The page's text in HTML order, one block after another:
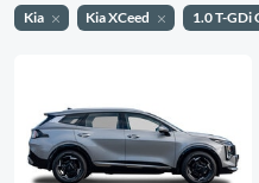
Kia Kia XCeed 1.0 T-GDi